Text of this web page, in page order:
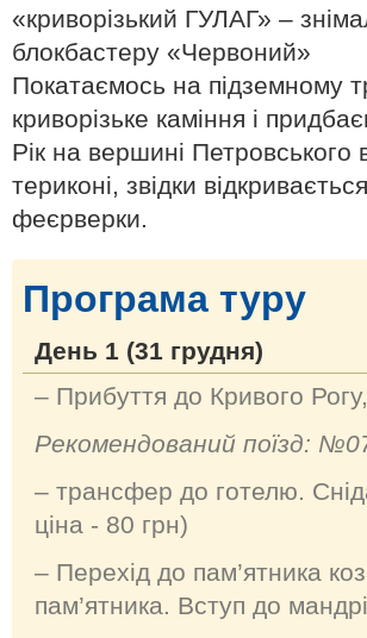
«криворізький ГУЛАГ» –
блокбастеру «Червоний»
Покатаємось на підземному
криворізьке каміння і
Рік на вершині Петровського
териконі, звідки
феєрверки.
Програма туру
День 1 (31 грудня)
– Прибуття до Кривого Рогу,
Рекомендований поїзд:
– трансфер до готелю.
ціна - 80 грн)
– Перехід до пам’ятника
пам’ятника. Вступ до